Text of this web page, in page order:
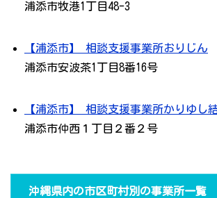
浦添市牧港1丁目48-3
【浦添市】 相談支援事業所おりじん
浦添市安波茶1丁目8番16号
【浦添市】 相談支援事業所かりゆし
浦添市仲西１丁目２番２号
沖縄県内の市区町村別の事業所一覧